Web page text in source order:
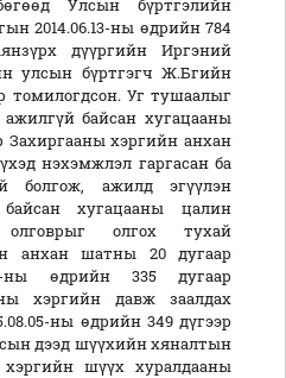
Улсын бүртгэлийн
2014.06.13-ны өдрийн 784
дүүргийн Иргэний
улсын бүртгэгч Ж.Бгийн
томилогдсон. Уг тушаалыг
байсан хугацааны
Захиргааны хэргийн анхан
нэхэмжлэл гаргасан ба
болгож, ажилд эгүүлэн
хугацааны цалин
олгох тухай
анхан шатны 20 дугаар
ны өдрийн 335 дугаар
хэргийн давж заалдах
ны өдрийн 349 дүгээр
дээд шүүхийн хяналтын
шүүх хуралдааны